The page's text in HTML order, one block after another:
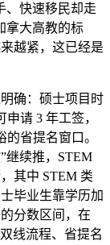
、快速移民却走
拿大高教的标
越紧，这已经是
确：硕士项目时
请 3 年工签，
省提名窗口。
继续推，STEM
其中 STEM 类
毕业生靠学历加
分数区间，在
线流程、省提名